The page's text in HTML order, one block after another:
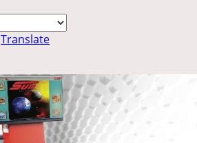
Translate